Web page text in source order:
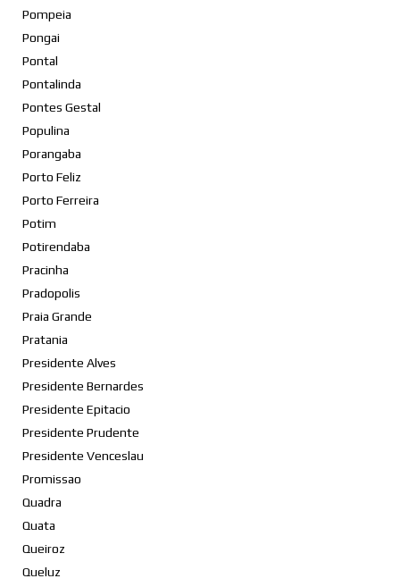
Pompeia
Pongai
Pontal
Pontalinda
Pontes Gestal
Populina
Porangaba
Porto Feliz
Porto Ferreira
Potim
Potirendaba
Pracinha
Pradopolis
Praia Grande
Pratania
Presidente Alves
Presidente Bernardes
Presidente Epitacio
Presidente Prudente
Presidente Venceslau
Promissao
Quadra
Quata
Queiroz
Queluz